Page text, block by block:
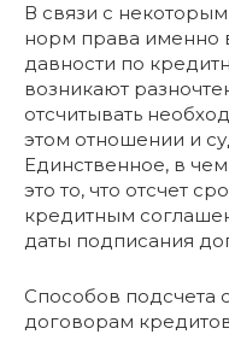
В связи с
норм права именно
давности по
возникают
отсчитывать
этом отношении и
Единственное, в
это то, что отсчет
кредитным
даты подписания
Способов подсчета
договорам